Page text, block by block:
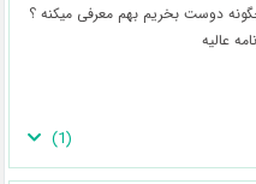
دوست بخریم بهم معرفی میکنه ؟
عالیه
(
1
)